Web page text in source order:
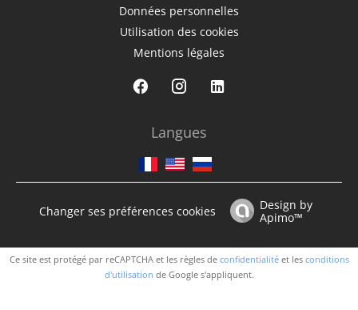
Données personnelles
Utilisation des cookies
Mentions légales
Langues
Changer ses préférences cookies
Design by
Apimo™
Ce site est protégé par reCAPTCHA et les règles de confidentialitéet les conditions
d'utilisation de Google s'appliquent.